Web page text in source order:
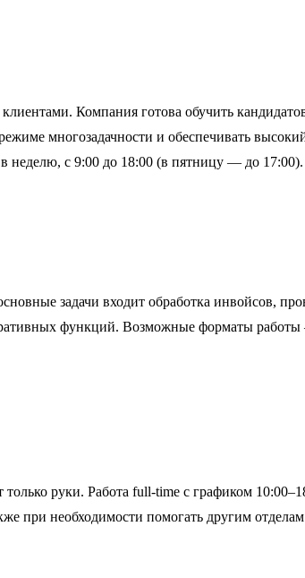
Компания готова обучить
многозадачности и обеспечивать
неделю, с 9:00 до 18:00 (в пятницу — до 17:00).
задачи входит обработка инвойсов,
функций. Возможные форматы
руки. Работа full-time с графиком
необходимости помогать другим отделам